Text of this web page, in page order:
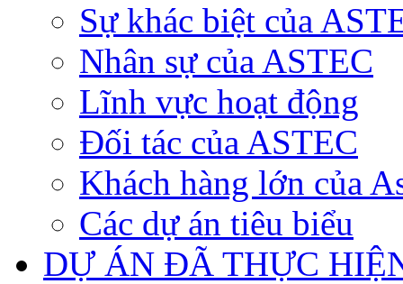
Sự khác biệt của
Nhân sự của ASTEC
Lĩnh vực hoạt động
Đối tác của ASTEC
Khách hàng lớn của
Các dự án tiêu biểu
DỰ ÁN ĐÃ THỰC